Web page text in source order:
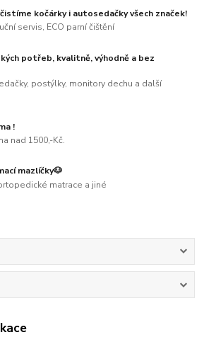
kočárky i autosedačky všech značek!
servis, ECO parní čištění
potřeb, kvalitně, výhodně a bez
postýlky, monitory dechu a další
!
nad 1500,-Kč.
mazlíčky🐶
matrace a jiné